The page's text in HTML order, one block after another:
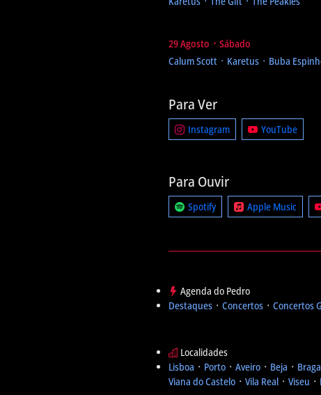
29 Agosto ᛫ Sábado
Calum Scott ᛫ Karetus ᛫ Buba
Para Ver
Instagram YouTube
Para Ouvir
Spotify Apple Music
Agenda do Pedro
Destaques ᛫ Concertos ᛫ Concertos
Localidades
Lisboa ᛫ Porto ᛫ Aveiro ᛫ Beja ᛫ Braga
Viana do Castelo ᛫ Vila Real ᛫ Viseu ᛫